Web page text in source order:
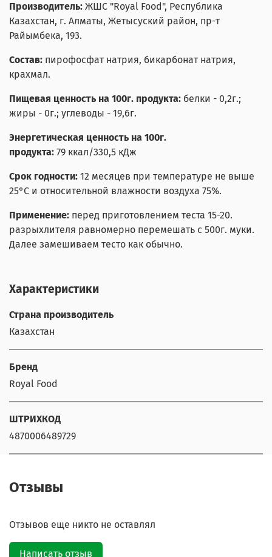
Производитель: ЖШС "Royal Food", Республика
Казахстан, г. Алматы, Жетысуский район, пр-т
Райымбека, 193.
Состав: пирофосфат натрия, бикарбонат натрия,
крахмал.
Пищевая ценность на 100г. продукта: белки - 0,2г.;
жиры - 0г.; углеводы - 19,6г.
Энергетическая ценность на 100г.
продукта: 79 ккал/330,5 кДж
Срок годности: 12 месяцев при температуре не выше
25°С и относительной влажности воздуха 75%.
Применение: перед приготовлением теста 15-20.
разрыхлителя равномерно перемешать с 500г. муки.
Далее замешиваем тесто как обычно.
Характеристики
Страна производитель
Казахстан
Бренд
Royal Food
ШТРИХКОД
4870006489729
Отзывы
Отзывов еще никто не оставлял
Написать отзыв